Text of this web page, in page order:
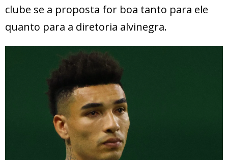
clube se a proposta for boa tanto para ele
quanto para a diretoria alvinegra.